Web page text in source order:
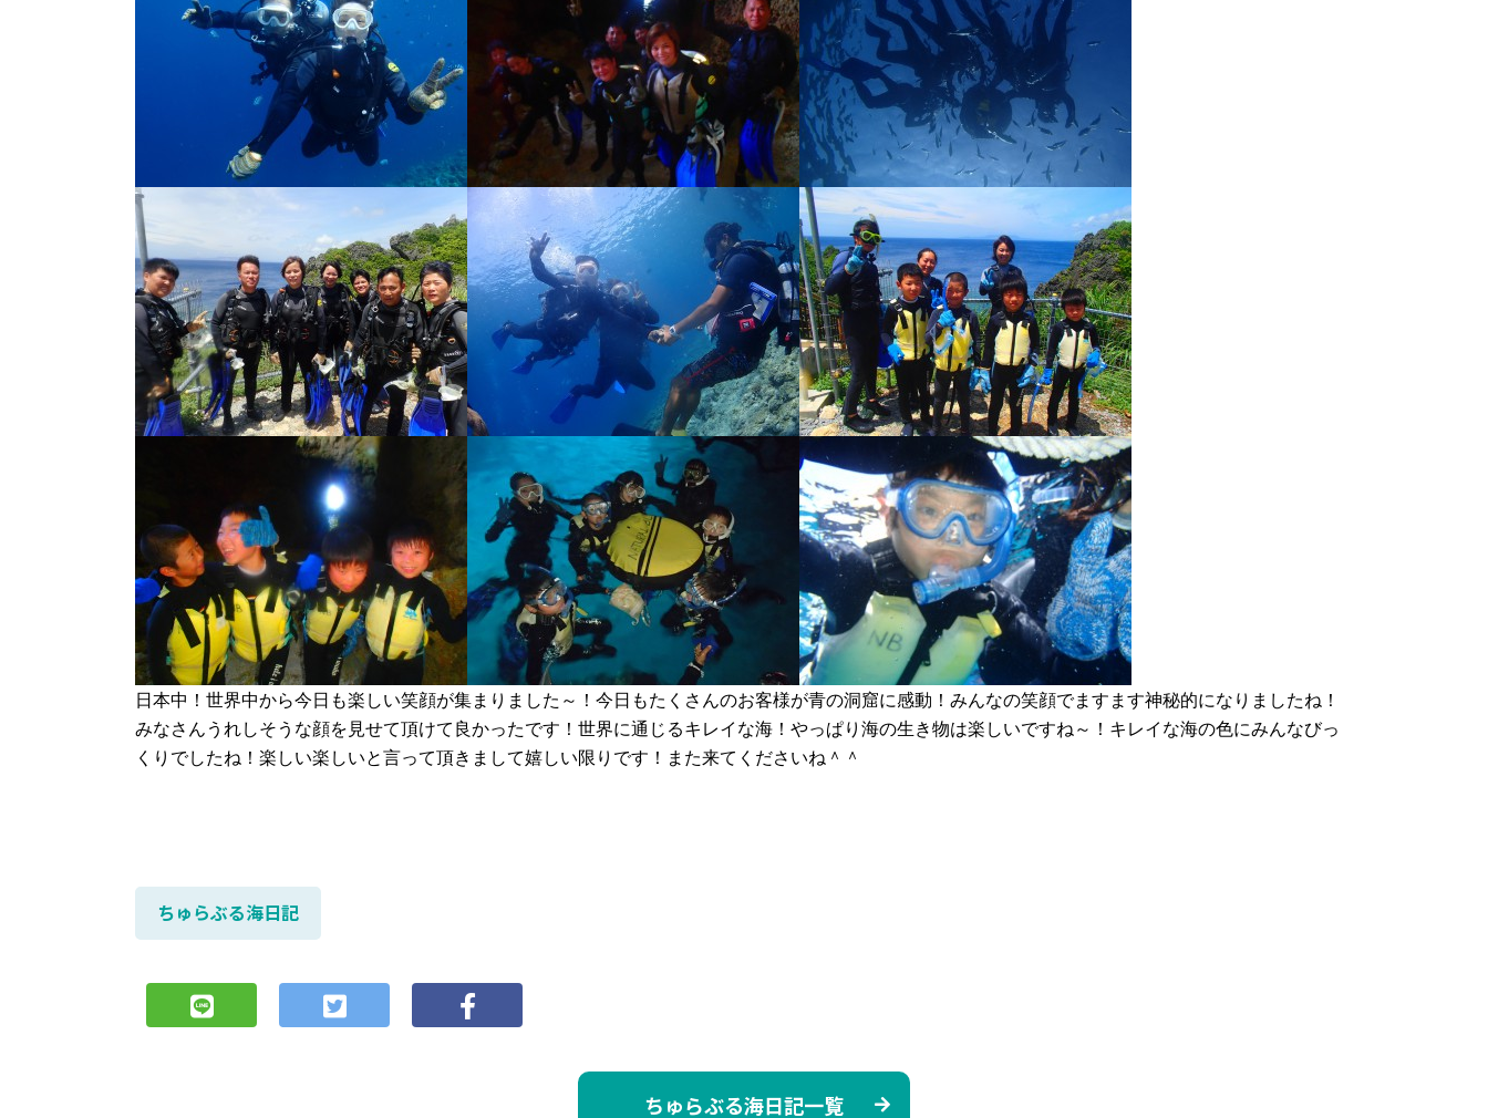
日本中！世界中から今日も楽しい笑顔が集まりました～！ 今日もたくさんのお客様が青の洞窟に感動！みんなの笑顔でますます神秘的になりましたね！
みなさんうれしそうな顔を見せて頂けて良かったです！ 世界に通じるキレイな海！やっぱり海の生き物は楽しいですね～！ キレイな海の色にみんなびっ
くりでしたね！ 楽しい楽しいと言って頂きまして嬉しい限りです！また来てくださいね＾＾
ちゅらぶる海日記
ちゅらぶる海日記一覧